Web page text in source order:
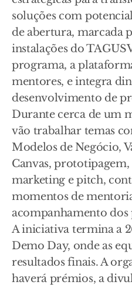
soluções com
de abertura, marcada
instalações do
programa, a
mentores, e integra
desenvolvimento de
Durante cerca de um
vão trabalhar temas
Modelos de Negócio,
Canvas, prototipagem,
marketing e pitch,
momentos de
acompanhamento dos
A iniciativa termina a
Demo Day, onde as
resultados finais. A
haverá prémios, a